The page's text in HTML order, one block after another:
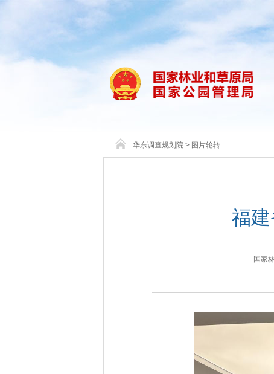
华东调查规划院 > 图片轮转
福
国家